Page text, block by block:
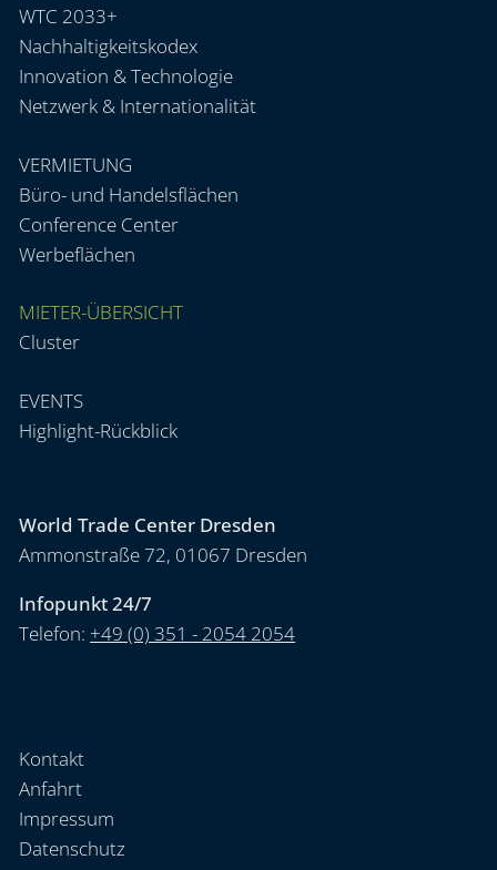
WTC 2033+
Nachhaltigkeitskodex
Innovation & Technologie
Netzwerk & Internationalität
VERMIETUNG
Büro- und Handelsflächen
Conference Center
Werbeflächen
MIETER-ÜBERSICHT
Cluster
EVENTS
Highlight-Rückblick
World Trade Center Dresden
Ammonstraße 72, 01067 Dresden
Infopunkt 24/7
Telefon: +49 (0) 351 - 2054 2054
Kontakt
Anfahrt
Impressum
Datenschutz